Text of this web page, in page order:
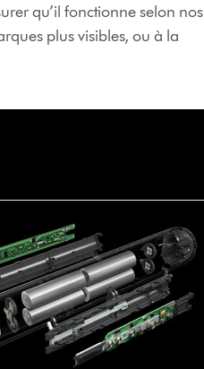
qu’il fonctionne selon nos
plus visibles, ou à la